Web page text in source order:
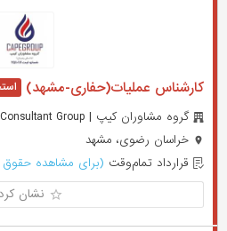
کارشناس عملیات(حفاری-مشهد)
گروه مشاوران کیپ | CAPE Consultant Group
خراسان رضوی، مشهد
قرارداد تمام‌وقت (برای مشاهده حقوق
نشان